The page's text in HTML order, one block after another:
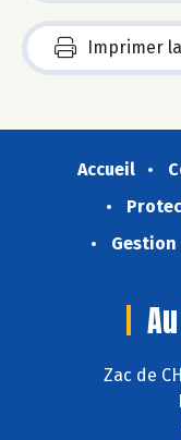
Imprimer
Accueil
Gestion
Zac de